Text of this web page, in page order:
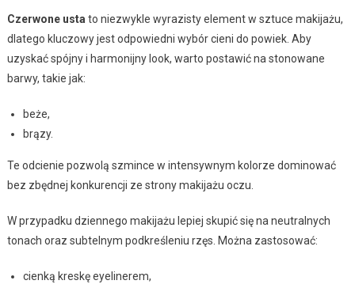
Czerwone usta to niezwykle wyrazisty element w sztuce makijażu,
dlatego kluczowy jest odpowiedni wybór cieni do powiek. Aby
uzyskać spójny i harmonijny look, warto postawić na stonowane
barwy, takie jak:
beże,
brązy.
Te odcienie pozwolą szmince w intensywnym kolorze dominować
bez zbędnej konkurencji ze strony makijażu oczu.
W przypadku dziennego makijażu lepiej skupić się na neutralnych
tonach oraz subtelnym podkreśleniu rzęs. Można zastosować:
cienką kreskę eyelinerem,